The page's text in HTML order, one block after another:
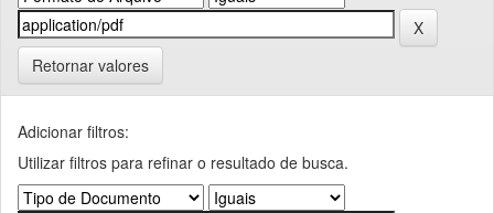
Retornar valores
Adicionar filtros:
Utilizar filtros para refinar o resultado de busca.